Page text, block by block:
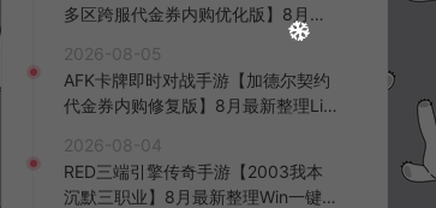
多区跨服代金券内购优化版】8月最
新整理Linux手工服务端+CDK授权后
台+全资源安卓+详细搭建教程+视频
教程
2026-08-05
AFK卡牌即时对战手游【加德尔契约
代金券内购修复版】8月最新整理Lin
K授权后台+安卓苹果双端+详细搭建
教程+视频教程
2026-08-04
RED三端引擎传奇手游【2003我本
沉默三职业】8月最新整理Win一键